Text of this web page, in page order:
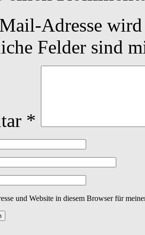
Adresse
Felder sind
*
und Website in diesem Browser für